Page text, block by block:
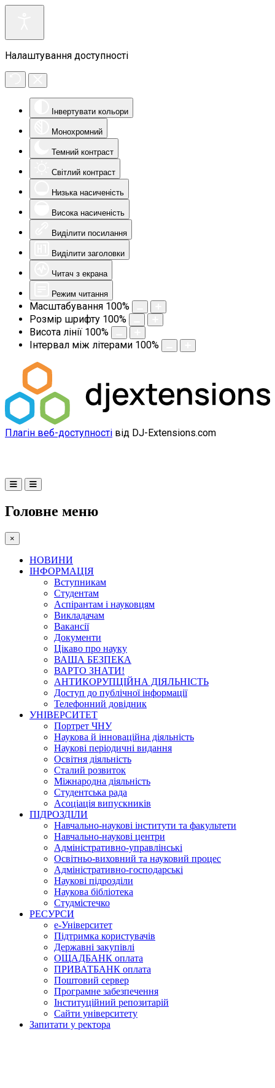
Налаштування доступності
Інвертувати кольори
Монохромний
Темний контраст
Світлий контраст
Низька насиченість
Висока насиченість
Виділити посилання
Виділити заголовки
Читач з екрана
Режим читання
Масштабування 100%
Розмір шрифту 100%
Висота лінії 100%
Інтервал між літерами 100%
Плагін веб-доступності від DJ-Extensions.com
Головне меню
×
НОВИНИ
ІНФОРМАЦІЯ
Вступникам
Студентам
Аспірантам і науковцям
Викладачам
Вакансії
Документи
Цікаво про науку
ВАША БЕЗПЕКА
ВАРТО ЗНАТИ!
АНТИКОРУПЦІЙНА ДІЯЛЬНІСТЬ
Доступ до публічної інформації
Телефонний довідник
УНІВЕРСИТЕТ
Портрет ЧНУ
Наукова й інноваційна діяльність
Наукові періодичні видання
Освітня діяльність
Сталий розвиток
Міжнародна діяльність
Студентська рада
Асоціація випускників
ПІДРОЗДІЛИ
Навчально-наукові інститути та факультети
Навчально-наукові центри
Адміністративно-управлінські
Освітньо-виховний та науковий процес
Адміністративно-господарські
Наукові підрозділи
Наукова бібліотека
Студмістечко
РЕСУРСИ
е-Університет
Підтримка користувачів
Державні закупівлі
ОЩАДБАНК оплата
ПРИВАТБАНК оплата
Поштовий сервер
Програмне забезпечення
Інституційний репозитарій
Сайти університету
Запитати у ректора